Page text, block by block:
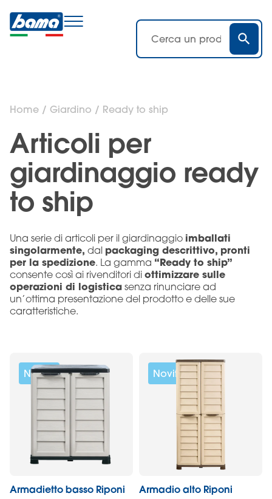
Home / Giardino / Ready to ship
Articoli per
giardinaggio ready
to ship
Una serie di articoli per il giardinaggio imballati
singolarmente, dal packaging descrittivo, pronti
per la spedizione. La gamma “Ready to ship”
consente così ai rivenditori di ottimizzare sulle
operazioni di logistica senza rinunciare ad
un’ottima presentazione del prodotto e delle sue
caratteristiche.
Novità
Armadietto basso Riponi
Novità
Armadio alto Riponi